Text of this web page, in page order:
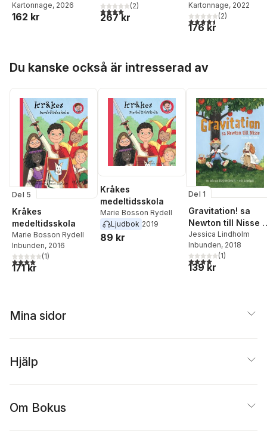
Kartonnage, 2026
162 kr
4,0utav 5 stjärnor. Totalt antal röster:
(2)
267 kr
Jessica Lindholm
Kartonnage, 2022
4,5utav 5 stjärnor.
(2)
176 kr
Du kanske också är intresserad av
Del 5
Kråkes
medeltidsskola
Marie Bosson Rydell
Inbunden, 2016
4,0utav 5 stjärnor. Totalt antal röster:
(1)
171 kr
Kråkes
medeltidsskola
Marie Bosson Rydell
Ljudbok 2019
89 kr
Del 1
Gravitation! sa
Newton till Nisse :
en bok om
dragningskraft -
och äppelpaj
Jessica Lindholm
Inbunden, 2018
4,0utav 5 stjärnor.
(1)
139 kr
Mina sidor
Hjälp
Om Bokus